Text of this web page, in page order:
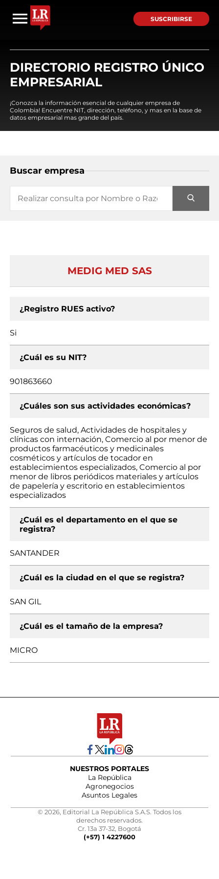
SUSCRIBIRSE
DIRECTORIO REGISTRO ÚNICO
EMPRESARIAL
¡Conozca la información esencial de cualquier empresa de
Colombia! Encuentre NIT, dirección, teléfono, y mas en la base de
datos empresarial mas grande del país.
Buscar empresa
MEDIG MED SAS
¿Registro RUES activo?
Si
¿Cuál es su NIT?
901863660
¿Cuáles son sus actividades económicas?
Seguros de salud, Actividades de hospitales y
clínicas con internación, Comercio al por menor de
productos farmacéuticos y medicinales
cosméticos y artículos de tocador en
establecimientos especializados, Comercio al por
menor de libros periódicos materiales y artículos
de papelería y escritorio en establecimientos
especializados
¿Cuál es el departamento en el que se
registra?
SANTANDER
¿Cuál es la ciudad en el que se registra?
SAN GIL
¿Cuál es el tamaño de la empresa?
MICRO
NUESTROS PORTALES
La República
Agronegocios
Asuntos Legales
© 2026, Editorial La República S.A.S. Todos los
derechos reservados.
Cr. 13a 37-32, Bogotá
(+57) 1 4227600